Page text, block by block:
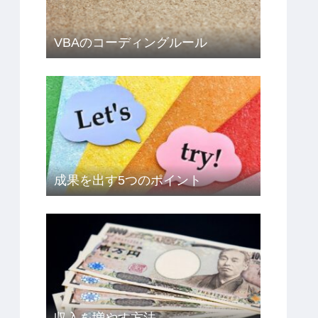
VBAのコーディングルール
成果を出す5つのポイント